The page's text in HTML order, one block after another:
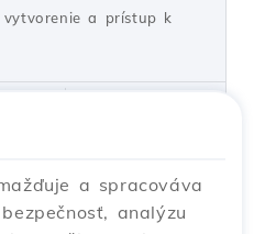
a prístup k
5943
kontaktu
a spracováva
analýzu